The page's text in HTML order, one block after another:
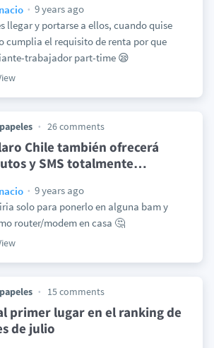
9 years ago
llegar y portarse a ellos, cuando quise
cumplia el requisito de renta por que
trabajador part-time 😪
26 comments
Chile también ofrecerá
y SMS totalmente…
9 years ago
solo para ponerlo en alguna bam y
router/modem en casa 🤔
15 comments
primer lugar en el ranking de
de julio